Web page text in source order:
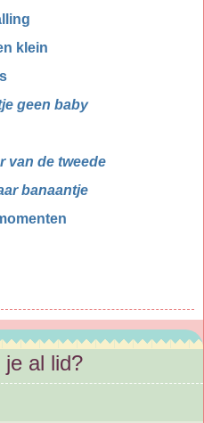
klein
geen baby
van de tweede
banaantje
je al lid?